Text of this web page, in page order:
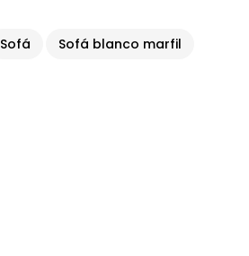
Sofá Sofá blanco marfil